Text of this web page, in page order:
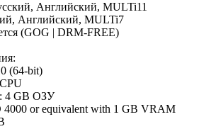
Английский, MULTi11
Английский, MULTi7
(GOG | DRM-FREE)
(64-bit)
4 GB ОЗУ
4000 or equivalent with 1 GB VRAM